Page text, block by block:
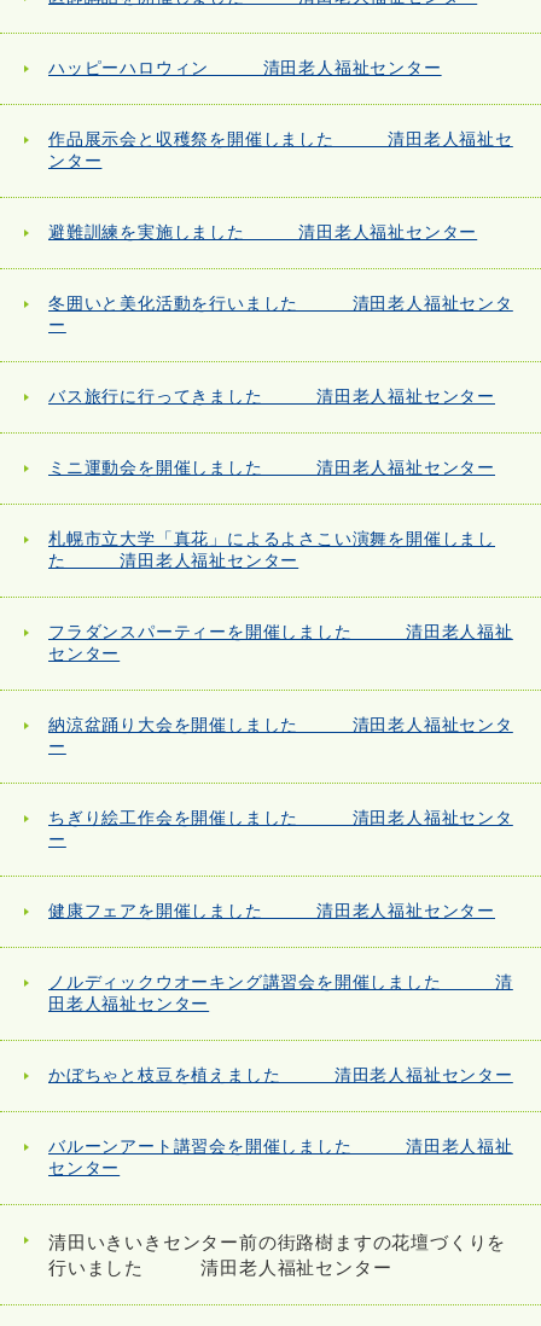
ハッピーハロウィン 清田老人福祉センター
作品展示会と収穫祭を開催しました 清田老人福祉セ
ンター
避難訓練を実施しました 清田老人福祉センター
冬囲いと美化活動を行いました 清田老人福祉センタ
ー
バス旅行に行ってきました 清田老人福祉センター
ミニ運動会を開催しました 清田老人福祉センター
札幌市立大学「真花」によるよさこい演舞を開催しまし
た 清田老人福祉センター
フラダンスパーティーを開催しました 清田老人福祉
センター
納涼盆踊り大会を開催しました 清田老人福祉センタ
ー
ちぎり絵工作会を開催しました 清田老人福祉センタ
ー
健康フェアを開催しました 清田老人福祉センター
ノルディックウオーキング講習会を開催しました 清
田老人福祉センター
かぼちゃと枝豆を植えました 清田老人福祉センター
バルーンアート講習会を開催しました 清田老人福祉
センター
清田いきいきセンター前の街路樹ますの花壇づくりを
行いました 清田老人福祉センター